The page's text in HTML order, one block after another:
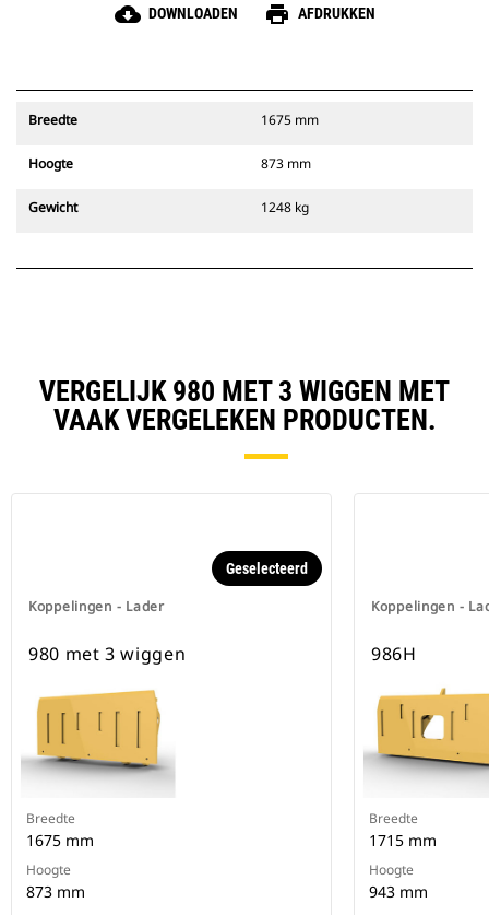
cloud_download DOWNLOADEN print AFDRUKKEN
Breedte 1675 mm
Hoogte 873 mm
Gewicht 1248 kg
VERGELIJK 980 MET 3 WIGGEN MET
VAAK VERGELEKEN PRODUCTEN.
Koppelingen - Lader
Geselecteerd
980 met 3 wiggen
Breedte
1675 mm
Hoogte
873 mm
Koppelingen -
986H
Breedte
1715 mm
Hoogte
943 mm